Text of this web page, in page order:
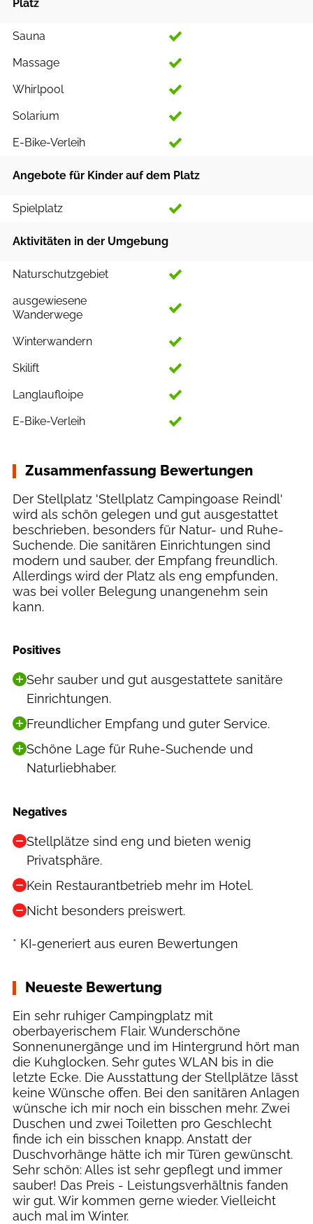
Platz
Sauna
Massage
Whirlpool
Solarium
E-Bike-Verleih
Angebote für Kinder auf dem Platz
Spielplatz
Aktivitäten in der Umgebung
Naturschutzgebiet
ausgewiesene
Wanderwege
Winterwandern
Skilift
Langlaufloipe
E-Bike-Verleih
Zusammenfassung Bewertungen
Der Stellplatz 'Stellplatz Campingoase Reindl'
wird als schön gelegen und gut ausgestattet
beschrieben, besonders für Natur- und Ruhe-
Suchende. Die sanitären Einrichtungen sind
modern und sauber, der Empfang freundlich.
Allerdings wird der Platz als eng empfunden,
was bei voller Belegung unangenehm sein
kann.
Positives
Sehr sauber und gut ausgestattete sanitäre
Einrichtungen.
Freundlicher Empfang und guter Service.
Schöne Lage für Ruhe-Suchende und
Naturliebhaber.
Negatives
Stellplätze sind eng und bieten wenig
Privatsphäre.
Kein Restaurantbetrieb mehr im Hotel.
Nicht besonders preiswert.
* KI-generiert aus euren Bewertungen
Neueste Bewertung
Ein sehr ruhiger Campingplatz mit
oberbayerischem Flair. Wunderschöne
Sonnenunergänge und im Hintergrund hört man
die Kuhglocken. Sehr gutes WLAN bis in die
letzte Ecke. Die Ausstattung der Stellplätze lässt
keine Wünsche offen. Bei den sanitären Anlagen
wünsche ich mir noch ein bisschen mehr. Zwei
Duschen und zwei Toiletten pro Geschlecht
finde ich ein bisschen knapp. Anstatt der
Duschvorhänge hätte ich mir Türen gewünscht.
Sehr schön: Alles ist sehr gepflegt und immer
sauber! Das Preis - Leistungsverhältnis fanden
wir gut. Wir kommen gerne wieder. Vielleicht
auch mal im Winter.